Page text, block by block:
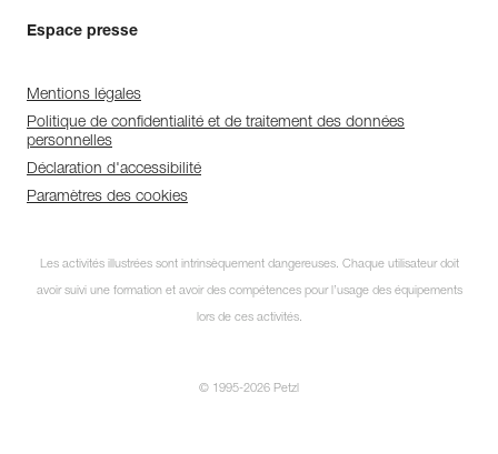
Espace presse
Mentions légales
Politique de confidentialité et de traitement des données
personnelles
Déclaration d'accessibilité
Paramètres des cookies
Les activités illustrées sont intrinsèquement dangereuses. Chaque utilisateur doit
avoir suivi une formation et avoir des compétences pour l’usage des équipements
lors de ces activités.
© 1995-2026 Petzl